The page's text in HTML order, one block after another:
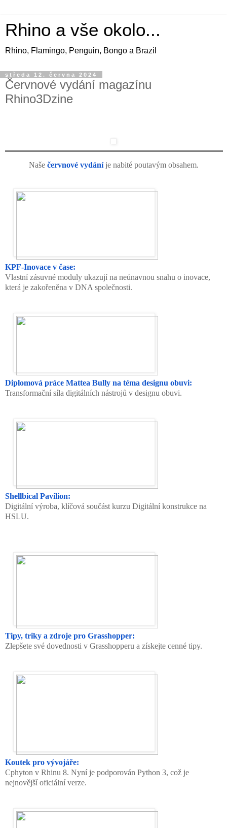
Rhino a vše okolo...
Rhino, Flamingo, Penguin, Bongo a Brazil
středa 12. června 2024
Červnové vydání magazínu
Rhino3Dzine
Naše červnové vydáníje nabité poutavým obsahem.
KPF-Inovace v čase:
Vlastní zásuvné moduly ukazují na neúnavnou snahu o inovace,
která je zakořeněna v DNA společnosti.
Diplomová práce Mattea Bully na téma designu obuvi:
Transformační síla digitálních nástrojů v designu obuvi.
Shellbical Pavilion:
Digitální výroba, klíčová součást kurzu Digitální konstrukce na
HSLU.
Tipy, triky a zdroje pro Grasshopper:
Zlepšete své dovednosti v Grasshopperu a získejte cenné tipy.
Koutek pro vývojáře:
Cphyton v Rhinu 8. Nyní je podporován Python 3, což je
nejnovější oficiální verze.